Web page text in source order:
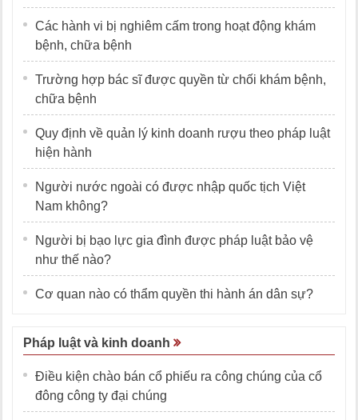
Các hành vi bị nghiêm cấm trong hoạt động khám
bệnh, chữa bệnh
Trường hợp bác sĩ được quyền từ chối khám bệnh,
chữa bệnh
Quy định về quản lý kinh doanh rượu theo pháp luật
hiện hành
Người nước ngoài có được nhập quốc tịch Việt
Nam không?
Người bị bạo lực gia đình được pháp luật bảo vệ
như thế nào?
Cơ quan nào có thẩm quyền thi hành án dân sự?
Pháp luật và kinh doanh
Điều kiện chào bán cổ phiếu ra công chúng của cổ
đông công ty đại chúng